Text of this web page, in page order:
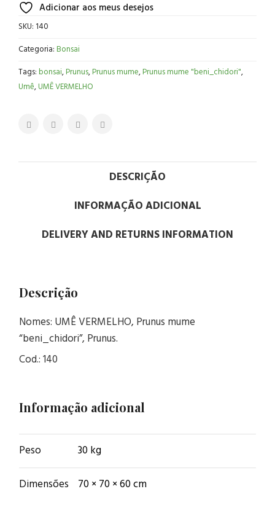
Adicionar aos meus desejos
SKU: 140
Categoria:Bonsai
Tags:bonsai,Prunus,Prunus mume,Prunus mume "beni_chidori",
Umê,UMÊ VERMELHO
DESCRIÇÃO
INFORMAÇÃO ADICIONAL
DELIVERY AND RETURNS INFORMATION
Descrição
Nomes: UMÊ VERMELHO, Prunus mume
“beni_chidori”, Prunus.
Cod.: 140
Informação adicional
Peso 30 kg
Dimensões 70 × 70 × 60 cm